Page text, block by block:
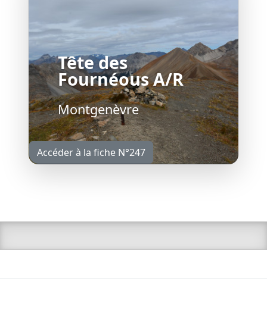
Tête des
Fournéous A/R
Montgenèvre
Accéder à la fiche N°247